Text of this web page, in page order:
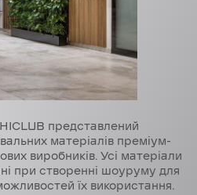
представлений
матеріалів преміум-
виробників. Усі матеріали
при створенні шоуруму для
їх використання.